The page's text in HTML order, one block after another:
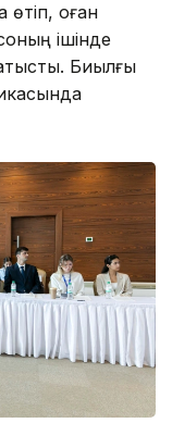
оған
ішінде
Биылғы